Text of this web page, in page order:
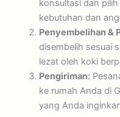
konsultasi dan
kebutuhan dan
Penyembelihan &
disembelih sesuai
lezat oleh koki
Pengiriman:
ke rumah Anda di
yang Anda